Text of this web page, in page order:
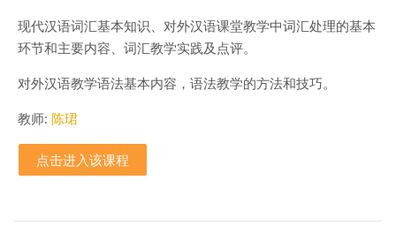
现代汉语词汇基本知识、对外汉语课堂教学中词汇处理的基本
环节和主要内容、词汇教学实践及点评。
对外汉语教学语法基本内容，语法教学的方法和技巧。
教师: 陈珺
点击进入该课程